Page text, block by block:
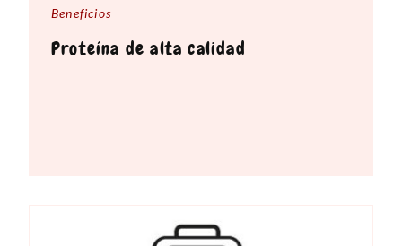
Beneficios
Proteína de alta calidad